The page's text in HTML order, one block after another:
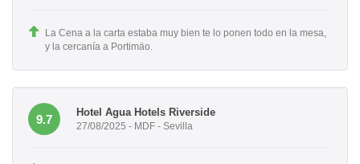
La Cena a la carta estaba muy bien te lo ponen todo en la mesa,
y la cercanía a Portimäo.
9.7
Hotel Agua Hotels Riverside
27/08/2025 - MDF - Sevilla